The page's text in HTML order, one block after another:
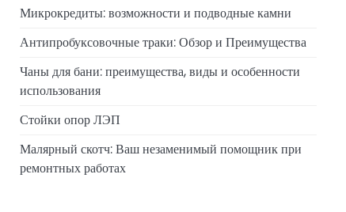
Микрокредиты: возможности и подводные камни
Антипробуксовочные траки: Обзор и Преимущества
Чаны для бани: преимущества, виды и особенности
использования
Стойки опор ЛЭП
Малярный скотч: Ваш незаменимый помощник при
ремонтных работах